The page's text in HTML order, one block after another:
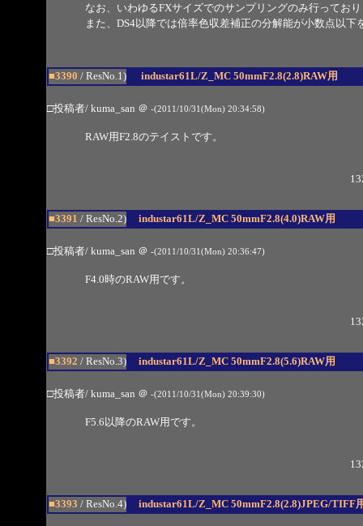
なお、いわゆるFXサイズでのサンプリングのみ行ってお
また、DS4以降では倍率色収差補正の分解能が小数点以
■3390 / ResNo.1) industar61L/Z_MC 50mmF2.8(2.8)RAW用
□投稿者/ kuma_san ＠ -(2011/10/31(Mon) 20:34:58)
RAW用F2.8のテイストです。
■3391 / ResNo.2) industar61L/Z_MC 50mmF2.8(4.0)RAW用
□投稿者/ kuma_san ＠ -(2011/10/31(Mon) 20:36:47)
F4.0時のRAW用です。
■3392 / ResNo.3) industar61L/Z_MC 50mmF2.8(5.6)RAW用
□投稿者/ kuma_san ＠ -(2011/10/31(Mon) 20:39:30)
F5.6以降のRAW用です。
■3393 / ResNo.4) industar61L/Z_MC 50mmF2.8(2.8)JPEG/TIFF